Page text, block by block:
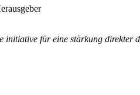
initiative für eine stärkung direkter